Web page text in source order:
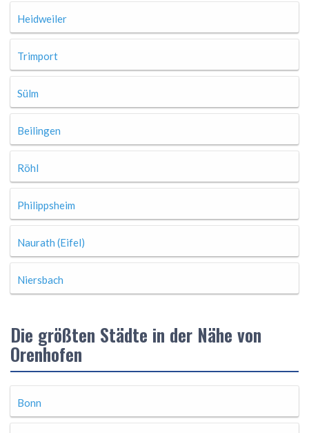
Heidweiler
Trimport
Sülm
Beilingen
Röhl
Philippsheim
Naurath (Eifel)
Niersbach
Die größten Städte in der Nähe von
Orenhofen
Bonn